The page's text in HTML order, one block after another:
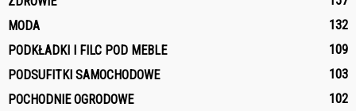
MODA
132
PODKŁADKI I FILC POD MEBLE
109
PODSUFITKI SAMOCHODOWE
103
POCHODNIE OGRODOWE
102